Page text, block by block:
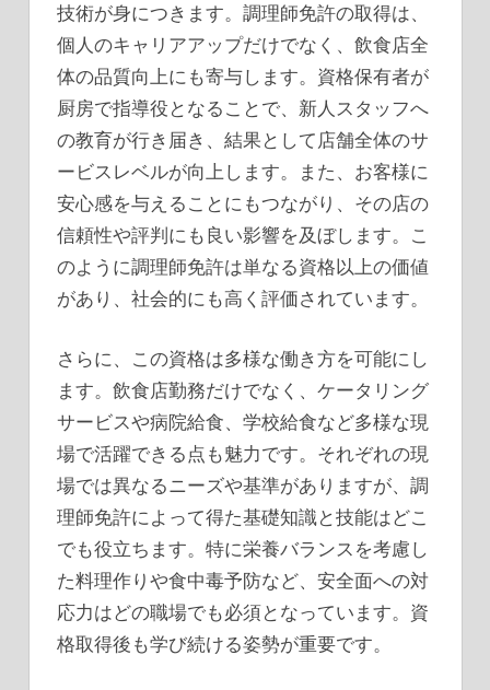
技術が身につきます。調理師免許の取得は、
個人のキャリアアップだけでなく、飲食店全
体の品質向上にも寄与します。資格保有者が
厨房で指導役となることで、新人スタッフへ
の教育が行き届き、結果として店舗全体のサ
ービスレベルが向上します。また、お客様に
安心感を与えることにもつながり、その店の
信頼性や評判にも良い影響を及ぼします。こ
のように調理師免許は単なる資格以上の価値
があり、社会的にも高く評価されています。
さらに、この資格は多様な働き方を可能にし
ます。飲食店勤務だけでなく、ケータリング
サービスや病院給食、学校給食など多様な現
場で活躍できる点も魅力です。それぞれの現
場では異なるニーズや基準がありますが、調
理師免許によって得た基礎知識と技能はどこ
でも役立ちます。特に栄養バランスを考慮し
た料理作りや食中毒予防など、安全面への対
応力はどの職場でも必須となっています。資
格取得後も学び続ける姿勢が重要です。